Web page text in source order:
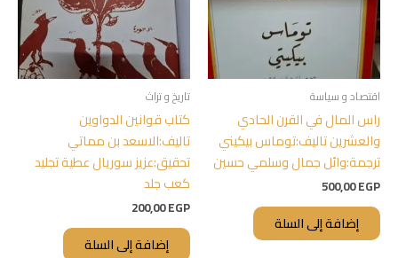
اقتصاد و سياسة
راس المال في القرن الحادي
والعشرين تاليف:توماس بيكيني
ترجمة:وائل جمال وسلمي حسين
500,00EGP
إضافة إلى السلة
تاريخ و تراث
كتاب قوانين الدواوين
تاليف:الاسعد بن مماتي
تحقيق:عزيز سوريال عطية تجليد
كعب جلد
200,00EGP
إضافة إلى السلة